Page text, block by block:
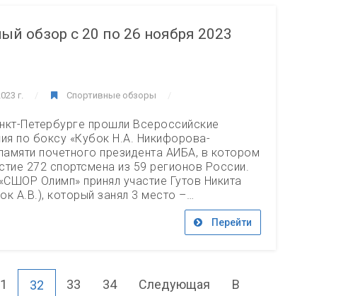
обзор с 20 по 26 ноября 2023
г. Спортивные обзоры
Петербурге прошли Всероссийские
по боксу «Кубок Н.А. Никифорова-
почетного президента АИБА, в котором
272 спортсмена из 59 регионов России.
Олимп» принял участие Гутов Никита
А.В.), который занял 3 место –…
Перейти
32 33 34 Следующая
В